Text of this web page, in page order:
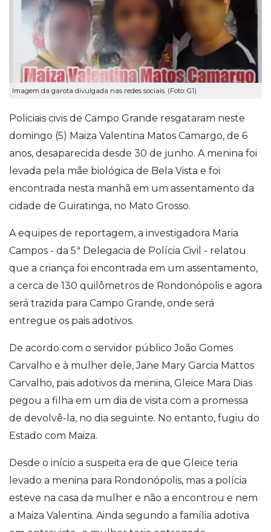
Imagem da garota divulgada nas redes sociais. (Foto: G1)
Policiais civis de Campo Grande resgataram neste
domingo (5) Maiza Valentina Matos Camargo, de 6
anos, desaparecida desde 30 de junho. A menina foi
levada pela mãe biológica de Bela Vista e foi
encontrada nesta manhã em um assentamento da
cidade de Guiratinga, no Mato Grosso.
A equipes de reportagem, a investigadora Maria
Campos - da 5ª Delegacia de Polícia Civil - relatou
que a criança foi encontrada em um assentamento,
a cerca de 130 quilômetros de Rondonópolis e agora
será trazida para Campo Grande, onde será
entregue os pais adotivos.
De acordo com o servidor público João Gomes
Carvalho e à mulher dele, Jane Mary Garcia Mattos
Carvalho, pais adotivos da menina, Gleice Mara Dias
pegou a filha em um dia de visita com a promessa
de devolvê-la, no dia seguinte. No entanto, fugiu do
Estado com Maiza.
Desde o início a suspeita era de que Gleice teria
levado a menina para Rondonópolis, mas a polícia
esteve na casa da mulher e não a encontrou e nem
a Maiza Valentina. Ainda segundo a família adotiva